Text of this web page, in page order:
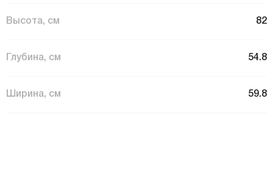
Высота, см 82
Глубина, см 54.8
Ширина, см 59.8